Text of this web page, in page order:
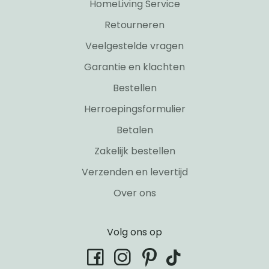
HomeLiving Service
Retourneren
Veelgestelde vragen
Garantie en klachten
Bestellen
Herroepingsformulier
Betalen
Zakelijk bestellen
Verzenden en levertijd
Over ons
Volg ons op
facebookinstagram
pinterest
tiktok